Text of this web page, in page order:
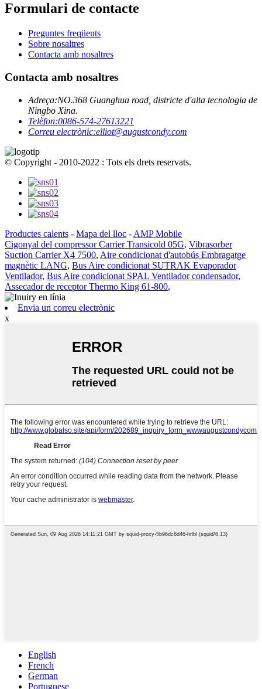
Formulari de contacte
Preguntes freqüents
Sobre nosaltres
Contacta amb nosaltres
Contacta amb nosaltres
Adreça:NO.368 Guanghua road, districte d'alta tecnologia de
Ningbo Xina.
Telèfon:0086-574-27613221
Correu electrònic:elliot@augustcondy.com
© Copyright - 2010-2022 : Tots els drets reservats.
Productes calents - Mapa del lloc - AMP Mobile
Cigonyal del compressor Carrier Transicold 05G, Vibrasorber
Suction Carrier X4 7500, Aire condicionat d'autobús Embragatge
magnètic LANG, Bus Aire condicionat SUTRAK Evaporador
Ventilador, Bus Aire condicionat SPAL Ventilador condensador,
Assecador de receptor Thermo King 61-800,
Envia un correu electrònic
x
English
French
German
Portuguese